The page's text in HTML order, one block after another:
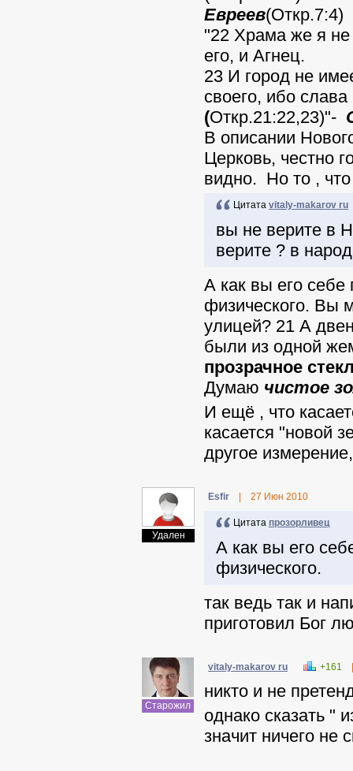
Евреев(Откр.7:4)
"22 Храма же я не
его, и Агнец.
23 И город не
своего, ибо
(Откр.21:22,23)"-
В описании
Церковь, честно
видно. Но то , что
Цитата vitaly-makarov ru
вы не верите в
верите ? в
А как вы его
физического. Вы
улицей? 21 А
были из одной
прозрачное
Думаю чистое
И ещё , что
касается "новой
другое
Удален
Еsfir 27 Июн 2010
Цитата прозорливец
А как вы его
физического.
так ведь так и
приготовил Бог
Старожил
vitaly-makarov ru +161
никто и не
однако сказать "
значит ничего не